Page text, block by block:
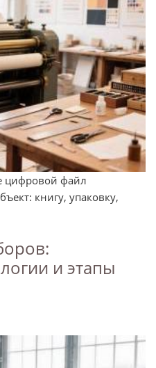
цифровой файл
книгу, упаковку,
и этапы